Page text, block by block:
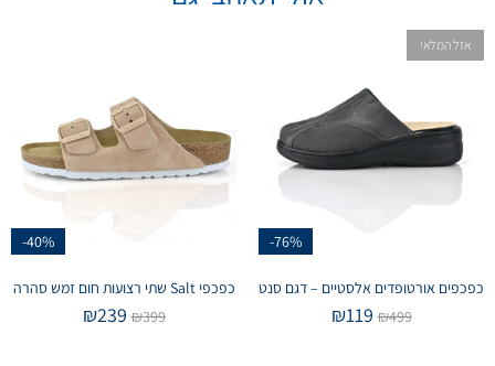
-76%
אזל המלאי
כפכפים אורטופדים אלסטיים – דגם סנט
₪499
₪119
-40%
כפכפי Salt שתי רצועות חום זמש סהרה
₪399
₪239